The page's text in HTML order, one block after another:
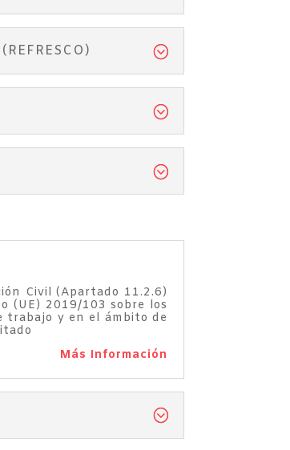
Civil (Apartado 11.2.6)
(UE) 2019/103 sobre los
trabajo y en el ámbito de
Más Información